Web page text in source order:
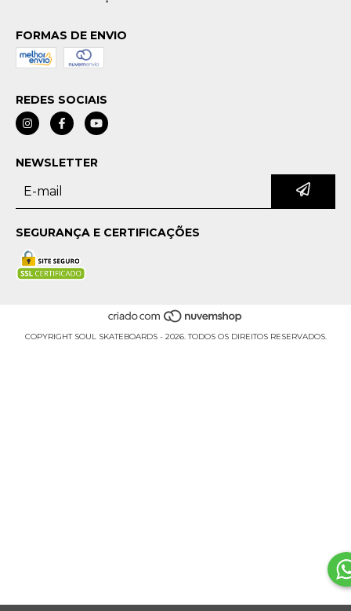
FORMAS DE ENVIO
REDES SOCIAIS
NEWSLETTER
SEGURANÇA E CERTIFICAÇÕES
COPYRIGHT SOUL SKATEBOARDS - 2026. TODOS OS DIREITOS RESERVADOS.